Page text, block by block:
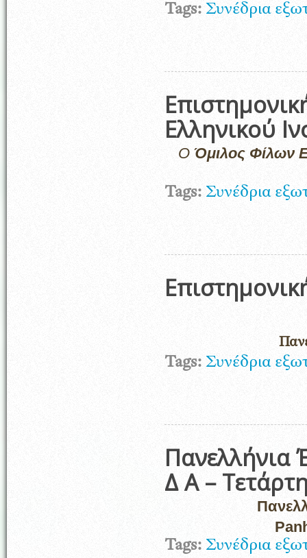
Tags: Συνέδρια
Ελληνικού
Ο Όμιλος Φίλων
Tags: Συνέδρια
Tags: Συνέδρια
Δ Α –
Tags: Συνέδρια